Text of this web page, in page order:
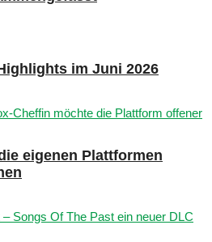
im Juni 2026
eigenen Plattformen